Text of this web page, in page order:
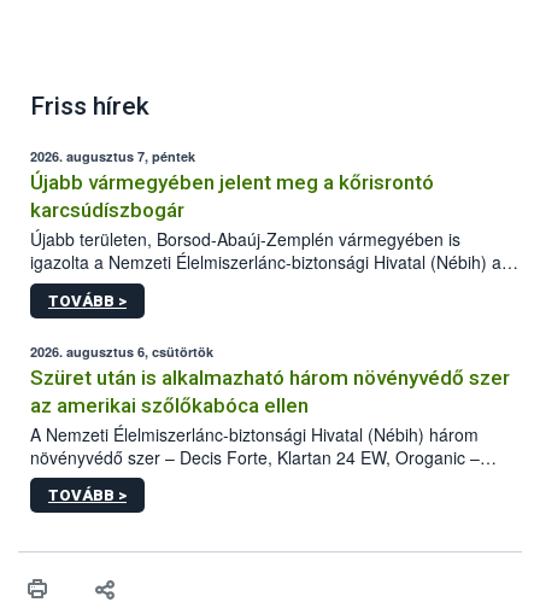
Friss hírek
2026. augusztus 7, péntek
Újabb vármegyében jelent meg a kőrisrontó
karcsúdíszbogár
Újabb területen, Borsod-Abaúj-Zemplén vármegyében is
igazolta a Nemzeti Élelmiszerlánc-biztonsági Hivatal (Nébih) a
kőrisrontó karcsúdíszbogár (Agrilus planipennis) jelenlétét. A
kártevőt nem csak színcsapdában találták meg, de már fertőzött
az intenzív felderítést, emellett az intézkedéseket a szlovák
hatósággal is összehangolják a terjedés megállítása érdekében.
TOVÁBB >
2026. augusztus 6, csütörtök
Szüret után is alkalmazható három növényvédő szer
az amerikai szőlőkabóca ellen
A Nemzeti Élelmiszerlánc-biztonsági Hivatal (Nébih) három
növényvédő szer – Decis Forte, Klartan 24 EW, Oroganic –
engedélyokiratát módosította, így azok a szüretet követően,
egészen a vesszőérettség (BBCH 91) stádiumáig
érésű szőlőkben is legyen lehetőség a károsító elleni további
felhasználók számára is elérhető és ökológiai termesztésben is
TOVÁBB >